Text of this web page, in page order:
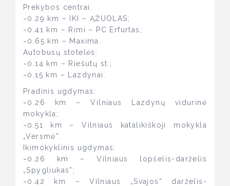
Prekybos centrai:
~0.29 km – IKI – ĄŽUOLAS;
~0.41 km – Rimi – PC Erfurtas;
~0.65 km – Maxima.
Autobusų stotelės:
~0.14 km – Riešutų st.;
~0.15 km – Lazdynai.
Pradinis ugdymas:
~0.26 km – Vilniaus Lazdynų vidurinė
mokykla;
~0.51 km – Vilniaus katalikiškoji mokykla
„Versmė”.
Ikimokyklinis ugdymas:
~0.26 km – Vilniaus lopšelis-darželis
„Spygliukas”;
~0.42 km – Vilniaus „Svajos” darželis-